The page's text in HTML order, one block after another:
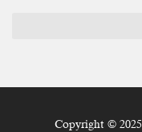
Copyright © 2025